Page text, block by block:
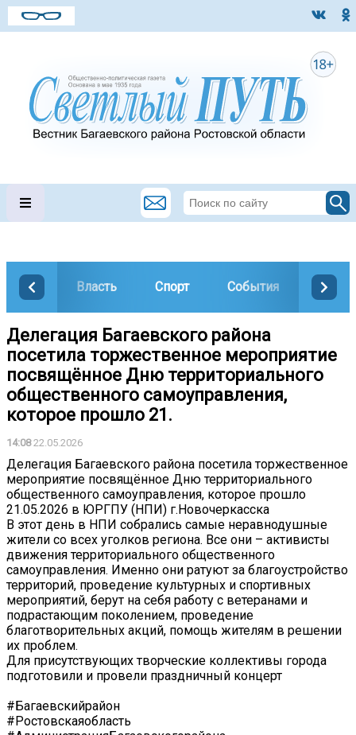
Власть Спорт События
Делегация Багаевского района
посетила торжественное мероприятие
посвящённое Дню территориального
общественного самоуправления,
которое прошло 21.
14:0822.05.2026
Делегация Багаевского района посетила торжественное
мероприятие посвящённое Дню территориального
общественного самоуправления, которое прошло
21.05.2026 в ЮРГПУ (НПИ) г.Новочеркасска
В этот день в НПИ собрались самые неравнодушные
жители со всех уголков региона. Все они – активисты
движения территориального общественного
самоуправления. Именно они ратуют за благоустройство
территорий, проведение культурных и спортивных
мероприятий, берут на себя работу с ветеранами и
подрастающим поколением, проведение
благотворительных акций, помощь жителям в решении
их проблем.
Для присутствующих творческие коллективы города
подготовили и провели праздничный концерт
#Багаевскийрайон
#Ростовскаяобласть